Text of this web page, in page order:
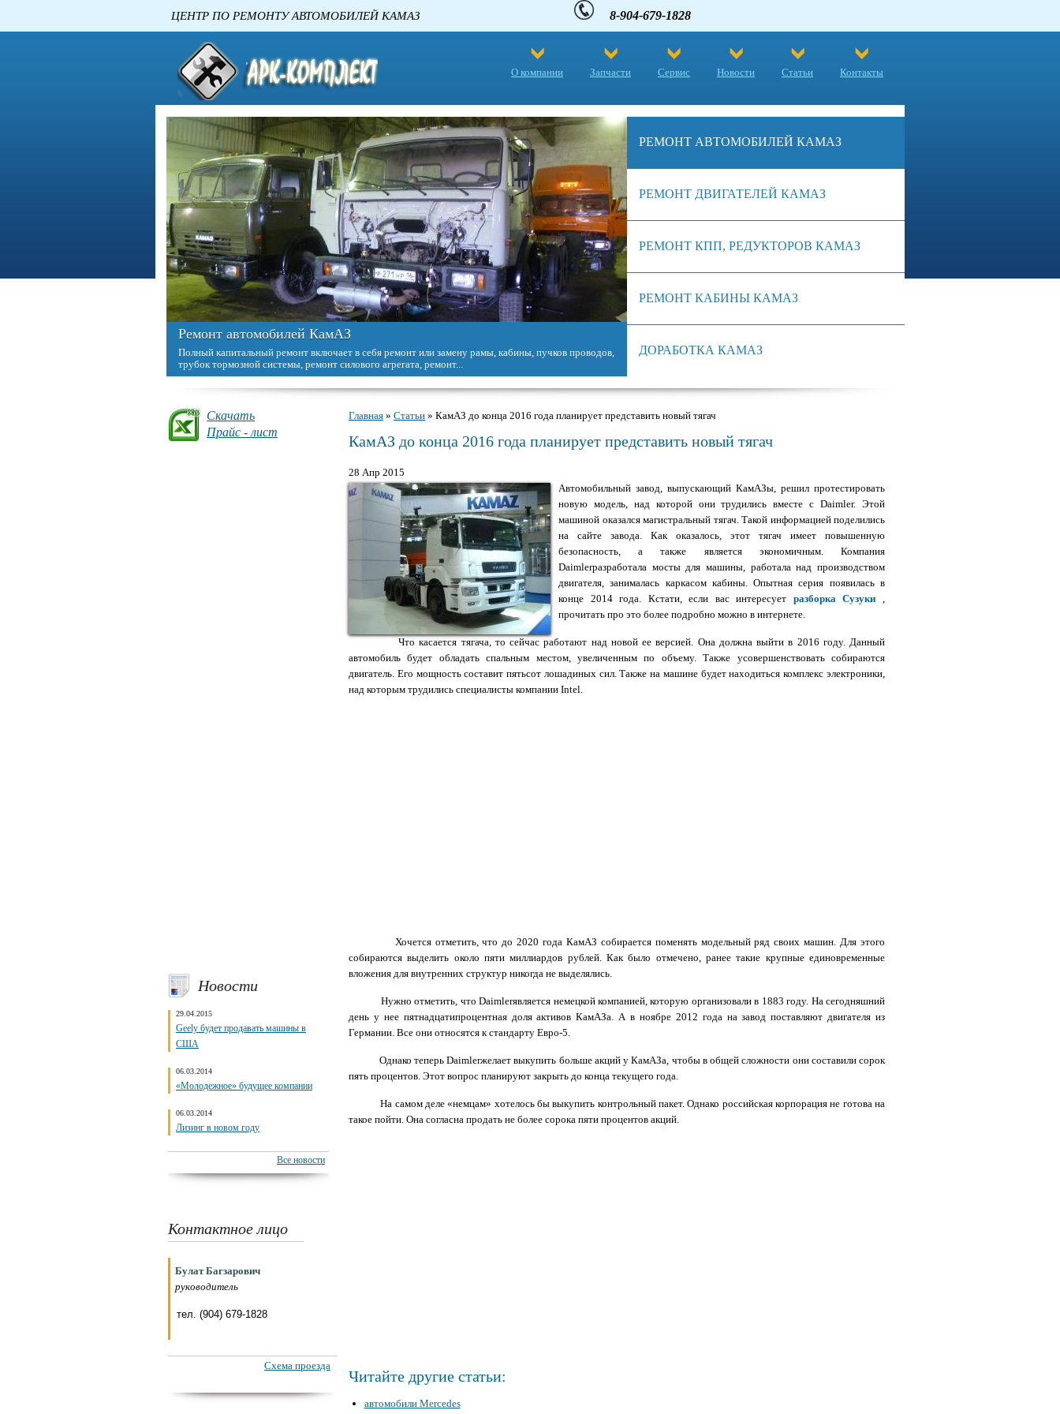
ЦЕНТР ПО РЕМОНТУ АВТОМОБИЛЕЙ КАМАЗ 8-904-679-1828
О компании Запчасти Сервис Новости Статьи Контакты
Ремонт двигателей КАМАЗ
Двигатель – это сердце любого автомобиля. Однако в отличие от сердца живого существа, железное
можно восстановить, сделав капремонт.
РЕМОНТ АВТОМОБИЛЕЙ КАМАЗ
РЕМОНТ ДВИГАТЕЛЕЙ КАМАЗ
РЕМОНТ КПП, РЕДУКТОРОВ КАМАЗ
РЕМОНТ КАБИНЫ КАМАЗ
ДОРАБОТКА КАМАЗ
Скачать
Прайс - лист
Новости
29.04.2015
Geely будет продавать машины в
США
06.03.2014
«Молодежное» будущее компании
06.03.2014
Лизинг в новом году
Все новости
Контактное лицо
Булат Багзарович
руководитель
тел. (904) 679-1828
Схема проезда
Вы здесь
Главная » Статьи » КамАЗ до конца 2016 года планирует представить новый тягач
КамАЗ до конца 2016 года планирует представить новый тягач
28 Апр 2015
Автомобильный завод, выпускающий КамАЗы, решил протестировать
новую модель, над которой они трудились вместе с Daimler. Этой
машиной оказался магистральный тягач. Такой информацией поделились
на сайте завода. Как оказалось, этот тягач имеет повышенную
безопасность, а также является экономичным. Компания
Daimlerразработала мосты для машины, работала над производством
двигателя, занималась каркасом кабины. Опытная серия появилась в
конце 2014 года. Кстати, если вас интересует разборка Сузуки
прочитать про это более подробно можно в интернете.
Что касается тягача, то сейчас работают над новой ее версией. Она должна выйти в 2016 году. Данный
автомобиль будет обладать спальным местом, увеличенным по объему. Также усовершенствовать собираются
двигатель. Его мощность составит пятьсот лошадиных сил. Также на машине будет находиться комплекс электроники,
над которым трудились специалисты компании Intel.
Хочется отметить, что до 2020 года КамАЗ собирается поменять модельный ряд своих машин. Для этого
собираются выделить около пяти миллиардов рублей. Как было отмечено, ранее такие крупные единовременные
вложения для внутренних структур никогда не выделялись.
Нужно отметить, что Daimlerявляется немецкой компанией, которую организовали в 1883 году. На сегодняшний
день у нее пятнадцатипроцентная доля активов КамАЗа. А в ноябре 2012 года на завод поставляют двигателя из
Германии. Все они относятся к стандарту Евро-5.
Однако теперь Daimlerжелает выкупить больше акций у КамАЗа, чтобы в общей сложности они составили сорок
пять процентов. Этот вопрос планируют закрыть до конца текущего года.
На самом деле «немцам» хотелось бы выкупить контрольный пакет. Однако российская корпорация не готова на
такое пойти. Она согласна продать не более сорока пяти процентов акций.
Читайте другие статьи:
автомобили Mercedes